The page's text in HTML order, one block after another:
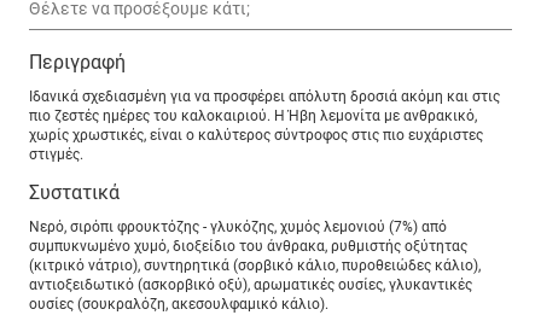
Περιγραφή
Ιδανικά σχεδιασμένη για να προσφέρει απόλυτη δροσιά ακόμη και στις
πιο ζεστές ημέρες του καλοκαιριού. Η Ήβη λεμονίτα με ανθρακικό,
χωρίς χρωστικές, είναι ο καλύτερος σύντροφος στις πιο ευχάριστες
στιγμές.
Συστατικά
Νερό, σιρόπι φρουκτόζης - γλυκόζης, χυμός λεμονιού (7%) από
συμπυκνωμένο χυμό, διοξείδιο του άνθρακα, ρυθμιστής οξύτητας
(κιτρικό νάτριο), συντηρητικά (σορβικό κάλιο, πυροθειώδες κάλιο),
αντιοξειδωτικό (ασκορβικό οξύ), αρωματικές ουσίες, γλυκαντικές
ουσίες (σουκραλόζη, ακεσουλφαμικό κάλιο).